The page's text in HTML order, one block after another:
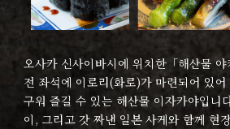
오사카 신사이바시에 위치한「해산물
전 좌석에 이로리(화로)가 마련되어 있
구워 즐길 수 있는 해산물 이자카야입니
이, 그리고 갓 짜낸 일본 사케와 함께 현